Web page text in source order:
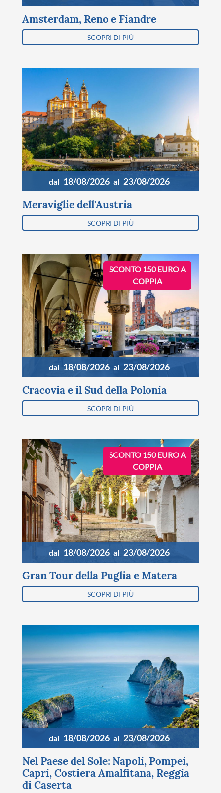
Amsterdam, Reno e Fiandre
SCOPRI DI PIÙ
dal 18/08/2026 al 23/08/2026
Meraviglie dell'Austria
SCOPRI DI PIÙ
SCONTO 150 EURO A
COPPIA
dal 18/08/2026 al 23/08/2026
Cracovia e il Sud della Polonia
SCOPRI DI PIÙ
SCONTO 150 EURO A
COPPIA
dal 18/08/2026 al 23/08/2026
Gran Tour della Puglia e Matera
SCOPRI DI PIÙ
dal 18/08/2026 al 23/08/2026
Nel Paese del Sole: Napoli, Pompei,
Capri, Costiera Amalfitana, Reggia
di Caserta